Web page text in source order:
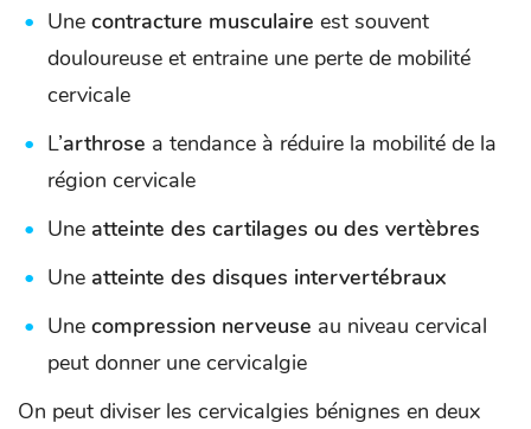
Une contracture musculaire est souvent
douloureuse et entraine une perte de mobilité
cervicale
L’arthrose a tendance à réduire la mobilité de la
région cervicale
Une atteinte des cartilages ou des vertèbres
Une atteinte des disques intervertébraux
Une compression nerveuse au niveau cervical
peut donner une cervicalgie
On peut diviser les cervicalgies bénignes en deux